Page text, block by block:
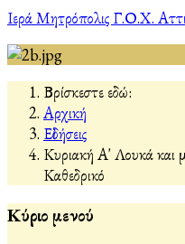
Ιερά Μητρόπολις Γ.Ο.Χ.
Βρίσκεστε εδώ:
Αρχική
Εἰδήσεις
Κυριακή Α' Λουκά και
Καθεδρικό
Κύριο μενού